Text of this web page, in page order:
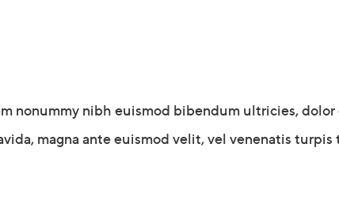
nonummy nibh euismod bibendum ultricies,
magna ante euismod velit, vel venenatis turpis